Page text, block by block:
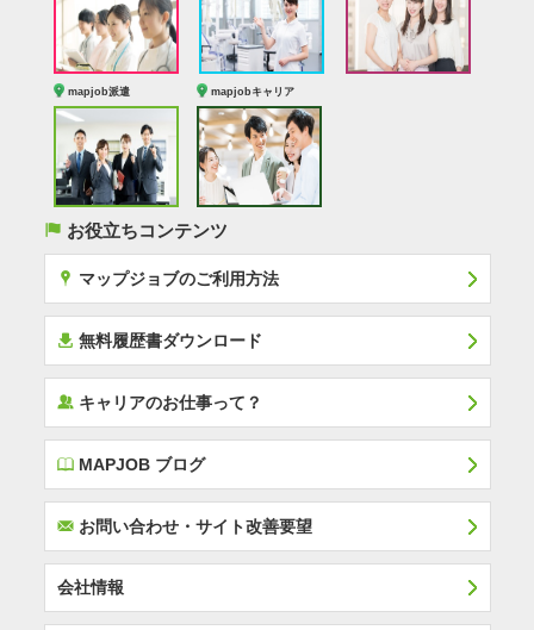
mapjob派遣 mapjobキャリア
( お役立ちコンテンツ
x マップジョブのご利用方法
í 無料履歴書ダウンロード
‰キャリアのお仕事って？
EMAPJOB ブログ
Fお問い合わせ・サイト改善要望
会社情報